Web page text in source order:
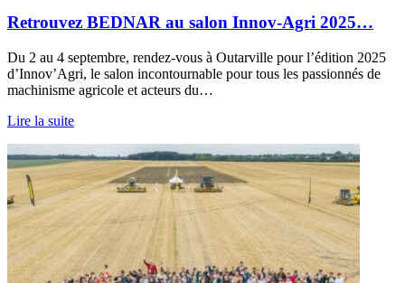
Retrouvez BEDNAR au salon Innov-Agri 2025…
Du 2 au 4 septembre, rendez-vous à Outarville pour l’édition 2025
d’Innov’Agri, le salon incontournable pour tous les passionnés de
machinisme agricole et acteurs du…
Lire la suite